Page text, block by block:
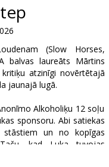
(Slow Horses,
balvas laureāts Mārtins
atzinīgi novērtētajā
jaunajā lugā.
Alkoholiķu 12 soļu
sponsoru. Abi satiekas
un no kopīgas
kad Luka tuvojas
bīstamas patiesības,